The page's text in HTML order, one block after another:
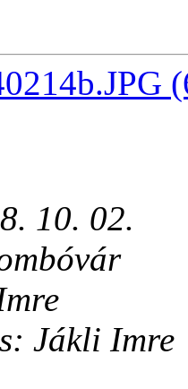
10. 02.
Jákli Imre